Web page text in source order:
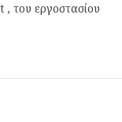
του εργοστασίου